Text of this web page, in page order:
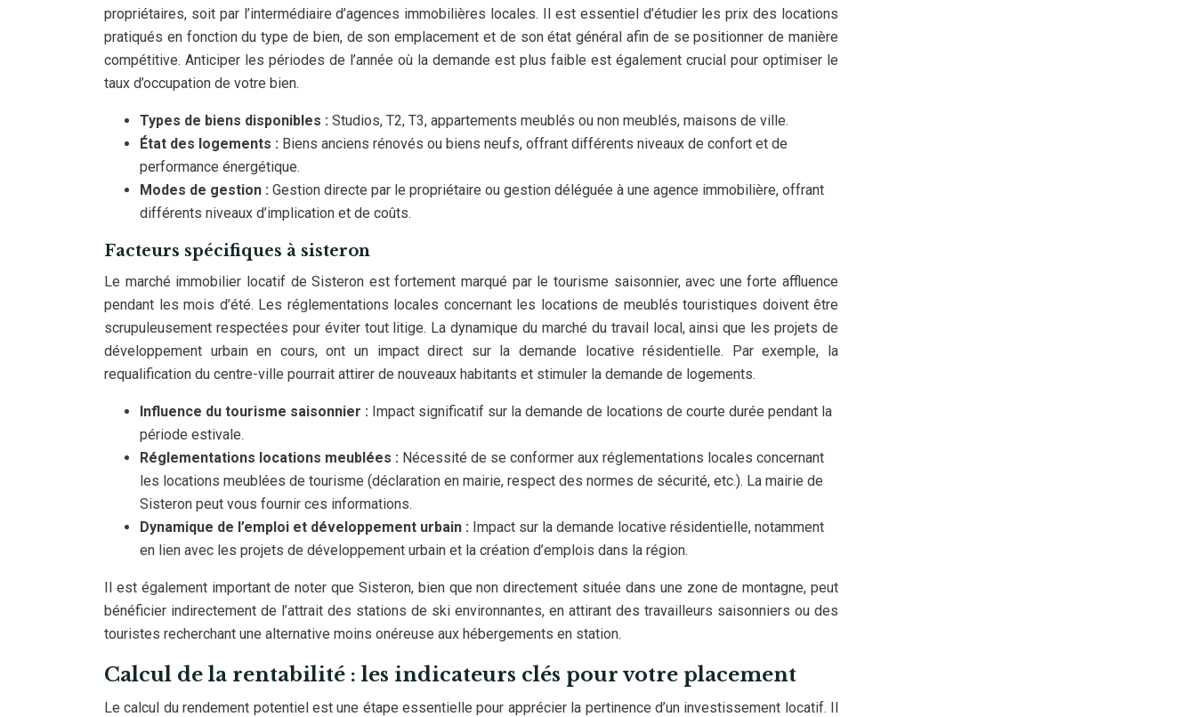
propriétaires, soit par l’intermédiaire d’agences immobilières locales. Il est essentiel d’étudier les prix des locations
pratiqués en fonction du type de bien, de son emplacement et de son état général afin de se positionner de manière
compétitive. Anticiper les périodes de l’année où la demande est plus faible est également crucial pour optimiser le
taux d’occupation de votre bien.
Types de biens disponibles : Studios, T2, T3, appartements meublés ou non meublés, maisons de ville.
État des logements : Biens anciens rénovés ou biens neufs, offrant différents niveaux de confort et de
performance énergétique.
Modes de gestion : Gestion directe par le propriétaire ou gestion déléguée à une agence immobilière, offrant
différents niveaux d’implication et de coûts.
Facteurs spécifiques à sisteron
Le marché immobilier locatif de Sisteron est fortement marqué par le tourisme saisonnier, avec une forte affluence
pendant les mois d’été. Les réglementations locales concernant les locations de meublés touristiques doivent être
scrupuleusement respectées pour éviter tout litige. La dynamique du marché du travail local, ainsi que les projets de
développement urbain en cours, ont un impact direct sur la demande locative résidentielle. Par exemple, la
requalification du centre-ville pourrait attirer de nouveaux habitants et stimuler la demande de logements.
Influence du tourisme saisonnier : Impact significatif sur la demande de locations de courte durée pendant la
période estivale.
Réglementations locations meublées : Nécessité de se conformer aux réglementations locales concernant
les locations meublées de tourisme (déclaration en mairie, respect des normes de sécurité, etc.). La mairie de
Sisteron peut vous fournir ces informations.
Dynamique de l’emploi et développement urbain : Impact sur la demande locative résidentielle, notamment
en lien avec les projets de développement urbain et la création d’emplois dans la région.
Il est également important de noter que Sisteron, bien que non directement située dans une zone de montagne, peut
bénéficier indirectement de l’attrait des stations de ski environnantes, en attirant des travailleurs saisonniers ou des
touristes recherchant une alternative moins onéreuse aux hébergements en station.
Calcul de la rentabilité : les indicateurs clés pour votre placement
Le calcul du rendement potentiel est une étape essentielle pour apprécier la pertinence d’un investissement locatif. Il